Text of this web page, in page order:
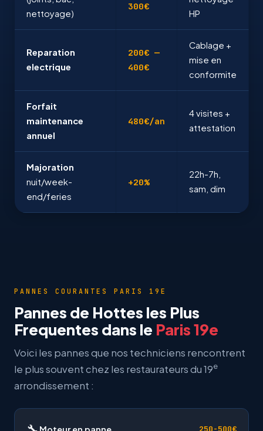
nettoyage)
300€
HP
Reparation
electrique
200€ —
400€
Cablage +
mise en
conformite
Forfait
maintenance
annuel
480€/an
4 visites +
attestation
Majoration
nuit/week-
end/feries
+20%
22h-7h,
sam, dim
PANNES COURANTES PARIS 19E
Pannes de Hottes les Plus
Frequentes dans le Paris 19e
Voici les pannes que nos techniciens rencontrent
le plus souvent chez les restaurateurs du 19e
arrondissement :
250-500€